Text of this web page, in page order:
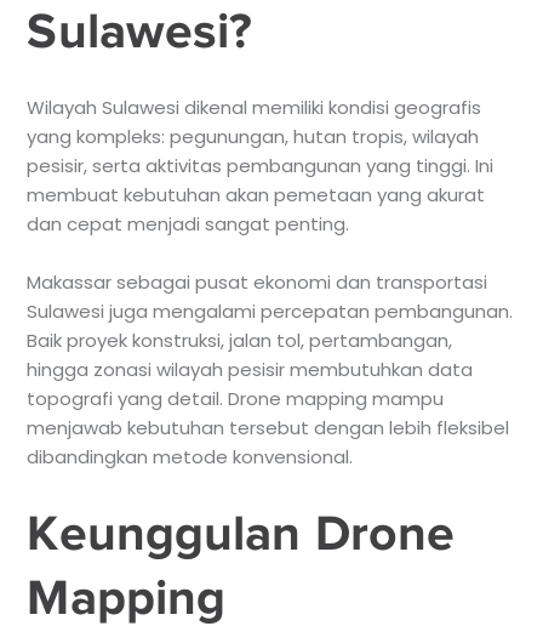
Sulawesi?
Wilayah Sulawesi dikenal memiliki kondisi geografis
yang kompleks: pegunungan, hutan tropis, wilayah
pesisir, serta aktivitas pembangunan yang tinggi. Ini
membuat kebutuhan akan pemetaan yang akurat
dan cepat menjadi sangat penting.
Makassar sebagai pusat ekonomi dan transportasi
Sulawesi juga mengalami percepatan pembangunan.
Baik proyek konstruksi, jalan tol, pertambangan,
hingga zonasi wilayah pesisir membutuhkan data
topografi yang detail. Drone mapping mampu
menjawab kebutuhan tersebut dengan lebih fleksibel
dibandingkan metode konvensional.
Keunggulan Drone
Mapping